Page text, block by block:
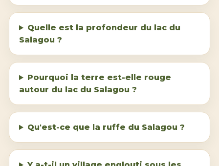
Quelle est la profondeur du lac du
Salagou ?
Pourquoi la terre est-elle rouge
autour du lac du Salagou ?
Qu'est-ce que la ruffe du Salagou ?